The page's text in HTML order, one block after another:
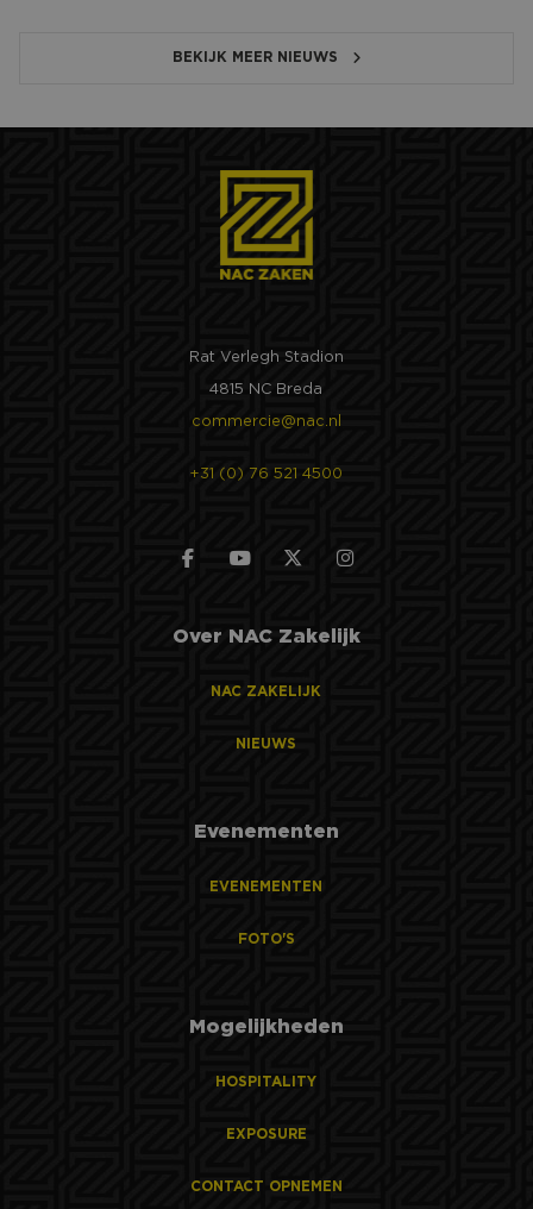
BEKIJK MEER NIEUWS
Rat Verlegh Stadion
4815 NC Breda
commercie@nac.nl
+31 (0) 76 521 4500
Over NAC Zakelijk
NAC ZAKELIJK
NIEUWS
Evenementen
EVENEMENTEN
FOTO'S
Mogelijkheden
HOSPITALITY
EXPOSURE
CONTACT OPNEMEN